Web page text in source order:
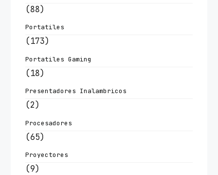
(88)
Portatiles
(173)
Portatiles Gaming
(18)
Presentadores Inalambricos
(2)
Procesadores
(65)
Proyectores
(9)